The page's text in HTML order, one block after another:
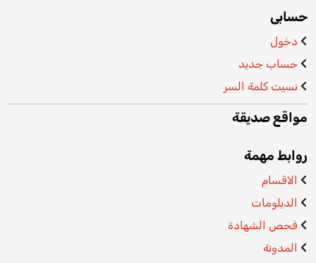
حسابى
دخول
حساب جديد
نسيت كلمة السر
مواقع صديقة
روابط مهمة
الاقسام
الدبلومات
فحص الشهادة
المدونة